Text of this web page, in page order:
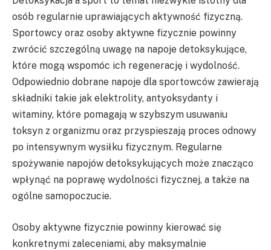
osób regularnie uprawiających aktywność fizyczną.
Sportowcy oraz osoby aktywne fizycznie powinny
zwrócić szczególną uwagę na napoje detoksykujące,
które mogą wspomóc ich regenerację i wydolność.
Odpowiednio dobrane napoje dla sportowców zawierają
składniki takie jak elektrolity, antyoksydanty i
witaminy, które pomagają w szybszym usuwaniu
toksyn z organizmu oraz przyspieszają proces odnowy
po intensywnym wysiłku fizycznym. Regularne
spożywanie napojów detoksykujących może znacząco
wpłynąć na poprawę wydolności fizycznej, a także na
ogólne samopoczucie.
Osoby aktywne fizycznie powinny kierować się
konkretnymi zaleceniami, aby maksymalnie